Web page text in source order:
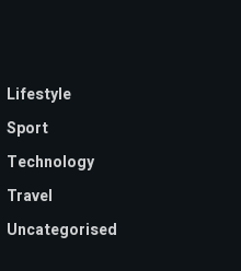
Lifestyle
Sport
Technology
Travel
Uncategorised